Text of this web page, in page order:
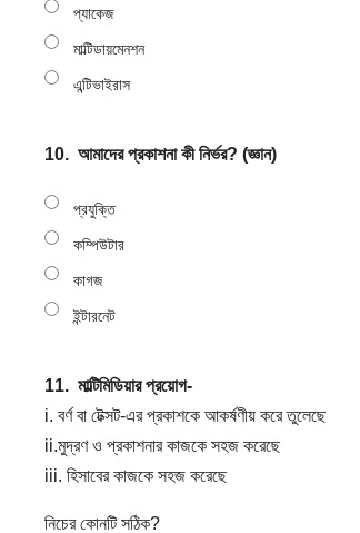
প্যাকেজ
মাল্টিডায়মেনশন
এন্টিভাইরাস
10. আমাদের প্রকাশনা কী নির্ভর? (জ্ঞান)
প্রযুক্তি
কম্পিউটার
কাগজ
ইন্টারনেট
11. মাল্টিমিডিয়ার প্রয়োগ-
i. বর্ণ বা টেক্সট-এর প্রকাশকে আকর্ষণীয় করে তুলেছে
ii.মুদ্রণ ও প্রকাশনার কাজকে সহজ করেছে
iii. হিসাবের কাজকে সহজ করেছে
নিচের কোনটি সঠিক?